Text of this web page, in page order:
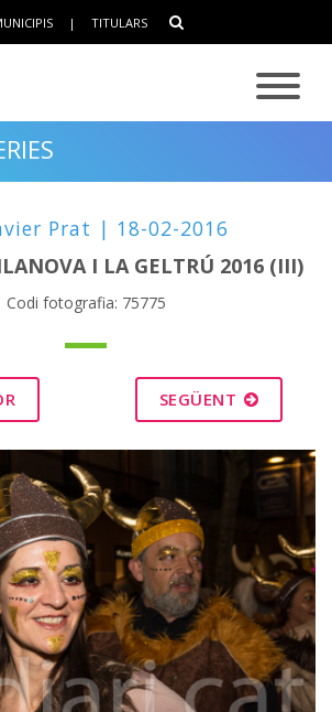
| TITULARS
Prat | 18-02-2016
I LA GELTRÚ 2016 (III)
Codi fotografia: 75775
SEGÜENT